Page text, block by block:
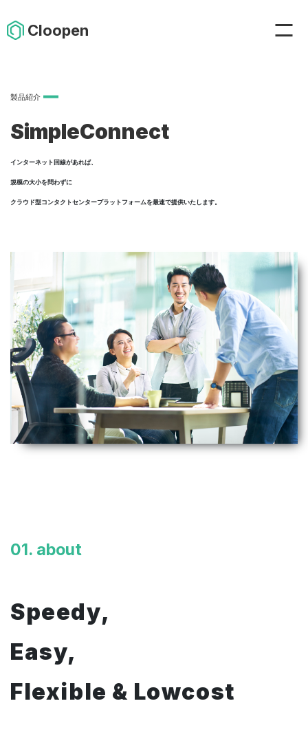
Cloopen
製品紹介
SimpleConnect
インターネット回線があれば、
規模の大小を問わずに
クラウド型コンタクトセンタープラットフォームを最速で提供いたします。
01. about
Speedy,
Easy,
Flexible & Lowcost